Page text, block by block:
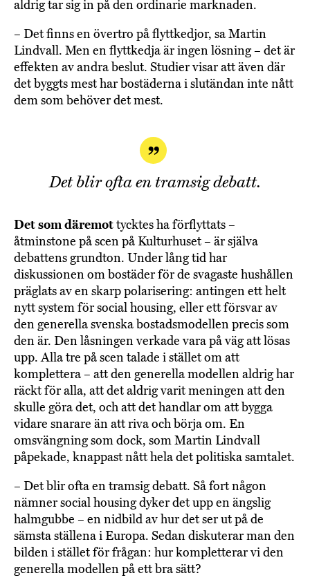
aldrig tar sig in på den ordinarie marknaden.
– Det finns en övertro på flyttkedjor, sa Martin
Lindvall. Men en flyttkedja är ingen lösning – det är
effekten av andra beslut. Studier visar att även där
det byggts mest har bostäderna i slutändan inte nått
dem som behöver det mest.
Det blir ofta en tramsig debatt.
Det som däremottycktes ha förflyttats –
åtminstone på scen på Kulturhuset – är själva
debattens grundton. Under lång tid har
diskussionen om bostäder för de svagaste hushållen
präglats av en skarp polarisering: antingen ett helt
nytt system för social housing, eller ett försvar av
den generella svenska bostadsmodellen precis som
den är. Den låsningen verkade vara på väg att lösas
upp. Alla tre på scen talade i stället om att
komplettera – att den generella modellen aldrig har
räckt för alla, att det aldrig varit meningen att den
skulle göra det, och att det handlar om att bygga
vidare snarare än att riva och börja om. En
omsvängning som dock, som Martin Lindvall
påpekade, knappast nått hela det politiska samtalet.
– Det blir ofta en tramsig debatt. Så fort någon
nämner social housing dyker det upp en ängslig
halmgubbe – en nidbild av hur det ser ut på de
sämsta ställena i Europa. Sedan diskuterar man den
bilden i stället för frågan: hur kompletterar vi den
generella modellen på ett bra sätt?